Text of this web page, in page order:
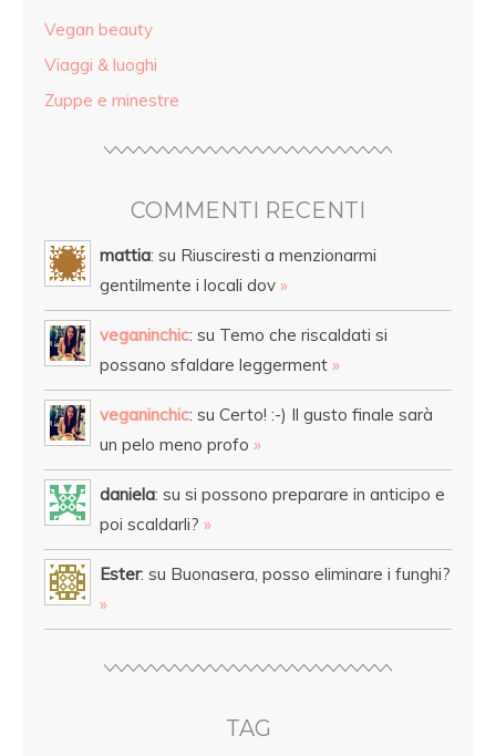
Vegan beauty
Viaggi & luoghi
Zuppe e minestre
COMMENTI RECENTI
mattia: su Riusciresti a menzionarmi
gentilmente i locali dov »
veganinchic: su Temo che riscaldati si
possano sfaldare leggerment »
veganinchic: su Certo! :-) Il gusto finale sarà
un pelo meno profo »
daniela: su si possono preparare in anticipo e
poi scaldarli? »
Ester: su Buonasera, posso eliminare i funghi?
»
TAG